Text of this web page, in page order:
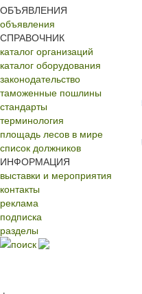
ОБЪЯВЛЕНИЯ
объявления
СПРАВОЧНИК
каталог организаций
каталог оборудования
законодательство
таможенные пошлины
стандарты
терминология
площадь лесов в мире
список должников
ИНФОРМАЦИЯ
выставки и мероприятия
контакты
реклама
подписка
разделы
поиск